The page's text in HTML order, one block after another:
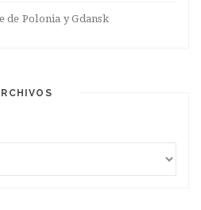
de Polonia y Gdansk